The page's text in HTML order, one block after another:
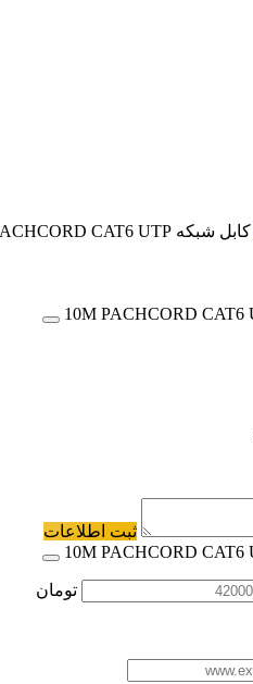
کابل شبکه 10M PACHCORD CAT6 UTP
ثبت اطلاعات
تومان